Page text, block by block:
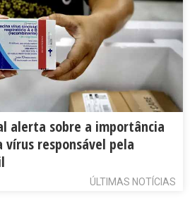
alerta sobre a importância
vírus responsável pela
ÚLTIMAS NOTÍCIAS